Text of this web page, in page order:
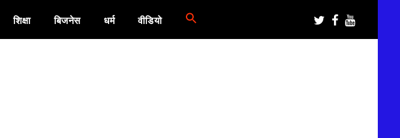
शिक्षा बिजनेस धर्म वीडियो